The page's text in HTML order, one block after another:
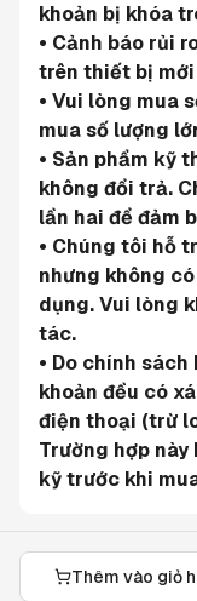
Thêm vào giỏ
khoản bị khóa
• Cảnh báo rủi
trên thiết bị
• Vui lòng mua
mua số lượng
• Sản phẩm kỹ
không đổi trả.
lần hai để đảm
• Chúng tôi hỗ
nhưng không
dụng. Vui lòng
tác.
• Do chính
khoản đều có
điện thoại (trừ
Trường hợp này
kỹ trước khi